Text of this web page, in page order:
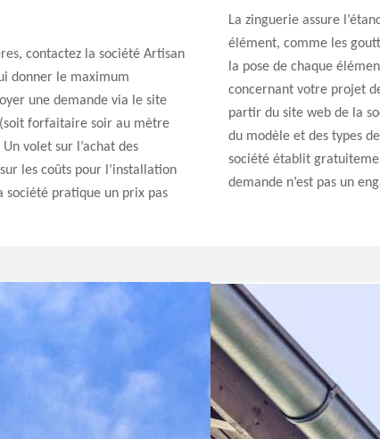
contactez la société Artisan
donner le maximum
une demande via le site
forfaitaire soir au mètre
volet sur l’achat des
les coûts pour l’installation
société pratique un prix pas
La zinguerie assure
élément, comme les
la pose de chaque
concernant votre projet
partir du site web de la
du modèle et des types
société établit
demande n’est pas un